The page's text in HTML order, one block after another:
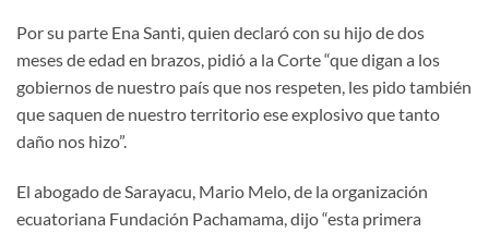
Por su parte Ena Santi, quien declaró con su hijo de dos
meses de edad en brazos, pidió a la Corte “que digan a los
gobiernos de nuestro país que nos respeten, les pido también
que saquen de nuestro territorio ese explosivo que tanto
daño nos hizo”.
El abogado de Sarayacu, Mario Melo, de la organización
ecuatoriana Fundación Pachamama, dijo “esta primera